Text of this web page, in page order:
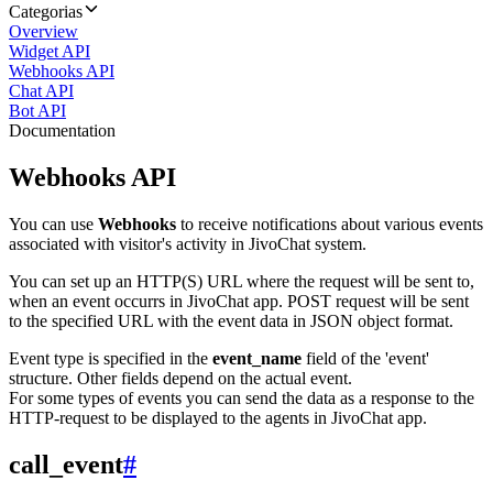
Categorias
Overview
Widget API
Webhooks API
Chat API
Bot API
Documentation
Webhooks API
You can use Webhooks to receive notifications about various events
associated with visitor's activity in JivoChat system.
You can set up an HTTP(S) URL where the request will be sent to,
when an event occurrs in JivoChat app. POST request will be sent
to the specified URL with the event data in JSON object format.
Event type is specified in the event_name field of the 'event'
structure. Other fields depend on the actual event.
For some types of events you can send the data as a response to the
HTTP-request to be displayed to the agents in JivoChat app.
call_event#